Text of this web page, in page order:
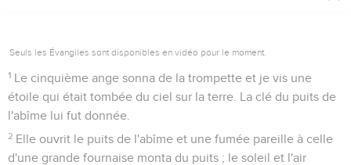
Seuls les Évangiles sont disponibles en vidéo pour le moment.
1 Le cinquième ange sonna de la trompette et je vis une
étoile qui était tombée du ciel sur la terre. La clé du puits de
l'abîme lui fut donnée.
2 Elle ouvrit le puits de l'abîme et une fumée pareille à celle
d'une grande fournaise monta du puits ; le soleil et l'air